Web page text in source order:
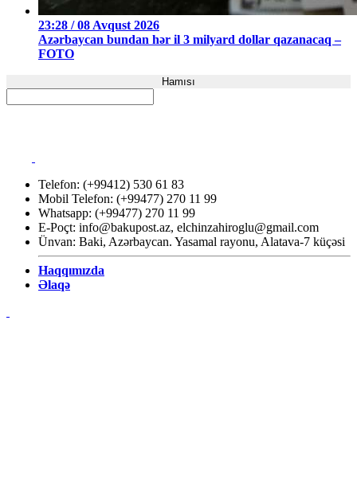
23:28 / 08 Avqust 2026
Azərbaycan bundan hər il 3 milyard dollar qazanacaq –
FOTO
Hamısı
Telefon: (+99412) 530 61 83
Mobil Telefon: (+99477) 270 11 99
Whatsapp: (+99477) 270 11 99
E-Poçt: info@bakupost.az, elchinzahiroglu@gmail.com
Ünvan: Baki, Azərbaycan. Yasamal rayonu, Alatava-7 küçəsi
Haqqımızda
Əlaqə